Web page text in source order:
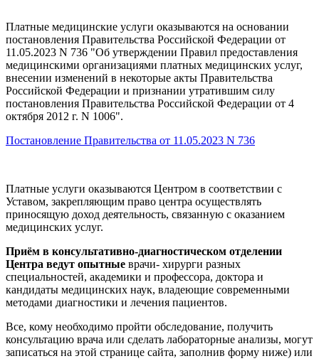
Платные медицинские услуги оказываются на основании
постановления Правительства Российской Федерации от
11.05.2023 N 736 "Об утверждении Правил предоставления
медицинскими организациями платных медицинских услуг,
внесении изменений в некоторые акты Правительства
Российской Федерации и признании утратившим силу
постановления Правительства Российской Федерации от 4
октября 2012 г. N 1006".
Постановление Правительства от 11.05.2023 N 736
Платные услуги оказываются Центром в соответствии с
Уставом, закрепляющим право центра осуществлять
приносящую доход деятельность, связанную с оказанием
медицинских услуг.
Приём в консультативно-диагностическом отделении
Центра ведут опытные врачи- хирурги разных
специальностей, академики и профессора, доктора и
кандидаты медицинских наук, владеющие современными
методами диагностики и лечения пациентов.
Все, кому необходимо пройти обследование, получить
консультацию врача или сделать лабораторные анализы, могут
записаться на этой странице сайта, заполнив форму ниже) или